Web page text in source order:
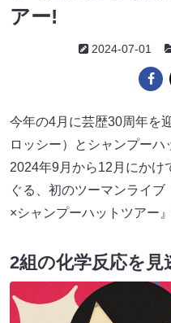
アー!
2024-07-01
今年の4月に芸歴30周年を
ロッシー）とシャンプーハ
2024年9月から12月にかけ
ぐる、初のツーマンライ
×シャンプーハットツアー
2組の化学反応を見